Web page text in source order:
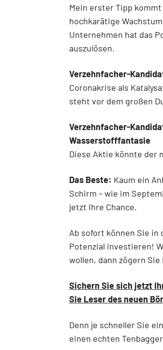
Mein erster Tipp
hochkarätige
Unternehmen hat das
auszulösen.
Verzehnfacher-
Coronakrise als
steht vor dem großen
Verzehnfacher-
Wasserstofffantasie
Diese Aktie könnte der
Das Beste: Kaum ein
Schirm – wie im
jetzt Ihre Chance.
Ab sofort können Sie
Potenzial investieren!
wollen, dann zögern
Sichern Sie sich jetzt
Sie Leser des neuen
Denn je schneller Sie
einen echten